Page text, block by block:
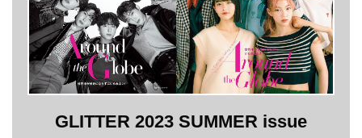
GLITTER 2023 SUMMER issue